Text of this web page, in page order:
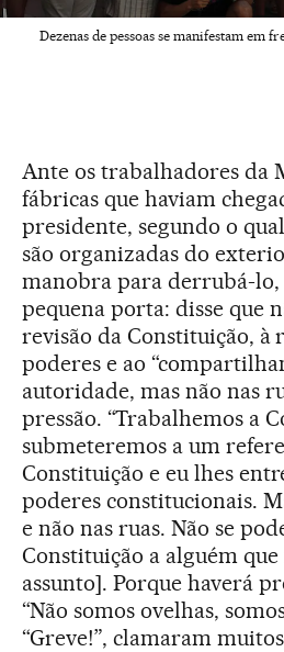
Dezenas de pessoas se manifestam em
Ante os trabalhadores da
fábricas que haviam
presidente, segundo o
são organizadas do
manobra para derrubá-
pequena porta: disse que
revisão da Constituição, à
poderes e ao
autoridade, mas não nas
pressão. “Trabalhemos a
submeteremos a um
Constituição e eu lhes
poderes constitucionais.
e não nas ruas. Não se
Constituição a alguém que
assunto]. Porque haverá
“Não somos ovelhas,
“Greve!”, clamaram